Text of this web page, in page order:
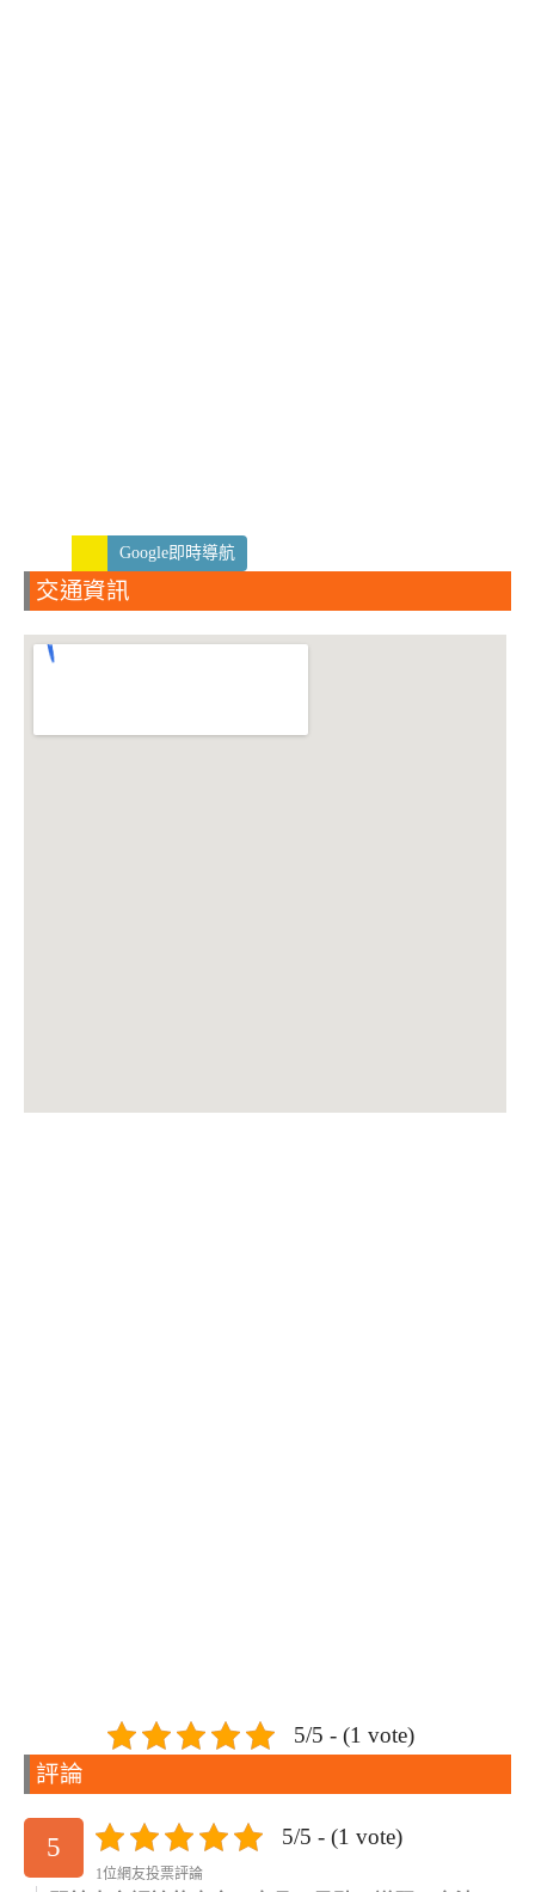
Google即時導航
交通資訊
5/5 - (1 vote)
評論
5 5/5 - (1 vote)
1位網友投票評論